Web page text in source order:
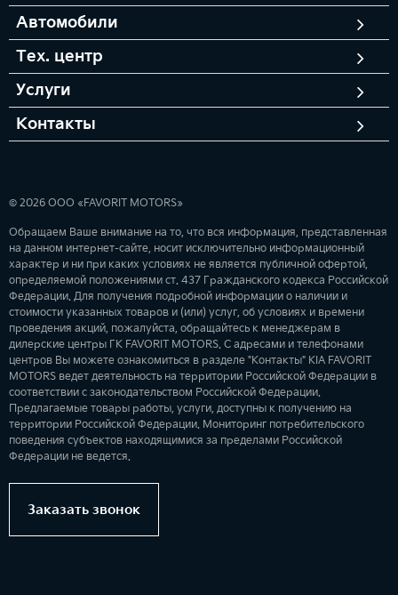
Автомобили
Тех. центр
Услуги
Контакты
© 2026 ООО «FAVORIT MOTORS»
Обращаем Ваше внимание на то, что вся информация, представленная
на данном интернет-сайте, носит исключительно информационный
характер и ни при каких условиях не является публичной офертой,
определяемой положениями ст. 437 Гражданского кодекса Российской
Федерации. Для получения подробной информации о наличии и
стоимости указанных товаров и (или) услуг, об условиях и времени
проведения акций, пожалуйста, обращайтесь к менеджерам в
дилерские центры ГК FAVORIT MOTORS. С адресами и телефонами
центров Вы можете ознакомиться в разделе "Контакты" KIA FAVORIT
MOTORS ведет деятельность на территории Российской Федерации в
соответствии с законодательством Российской Федерации.
Предлагаемые товары работы, услуги, доступны к получению на
территории Российской Федерации. Мониторинг потребительского
поведения субъектов находящимися за пределами Российской
Федерации не ведется.
Заказать звонок